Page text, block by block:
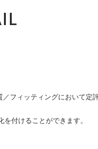
ィッティングにおいて定評
付けることができます。